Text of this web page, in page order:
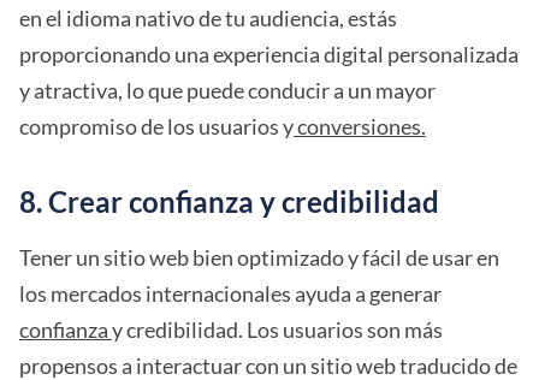
en el idioma nativo de tu audiencia, estás
proporcionando una experiencia digital personalizada
y atractiva, lo que puede conducir a un mayor
compromiso de los usuarios yconversiones.
8. Crear confianza y credibilidad
Tener un sitio web bien optimizado y fácil de usar en
los mercados internacionales ayuda a generar
confianzay credibilidad. Los usuarios son más
propensos a interactuar con un sitio web traducido de